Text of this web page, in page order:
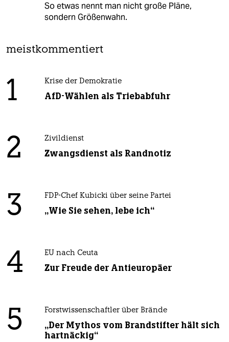
So etwas nennt man nicht große Pläne,
sondern Größenwahn.
meistkommentiert
1 Krise der Demokratie
AfD-Wählen als Triebabfuhr
2 Zivildienst
Zwangsdienst als Randnotiz
3 FDP-Chef Kubicki über seine Partei
„Wie Sie sehen, lebe ich“
4 EU nach Ceuta
Zur Freude der Antieuropäer
5 Forstwissenschaftler über Brände
„Der Mythos vom Brandstifter hält sich
hartnäckig“